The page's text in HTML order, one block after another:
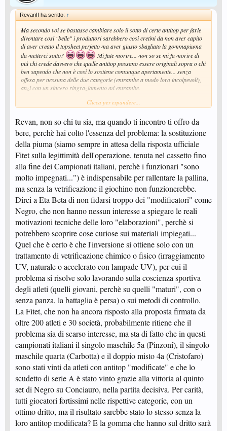
RevanII ha scritto: ↑
Ma secondo voi se bastasse cambiare solo il sotto di certe antitop per farle
diventare così "belle" i produttori sarebbero così cretini da non aver capito
di aver creato il topsheet perfetto ma aver giusto sbagliato la gommapiuma
da metterci sotto?
Mi fate morire... non so se mi fa morire di
più chi crede davvero che quelle antitop possano essere originali sopra o chi
ben sapendo che non è così lo sostiene comunque apertamente... senza
offesa per nessuna delle due categorie (entrambe a modo loro incolpevoli),
anzi con un sincero ringraziamento ad entrambe.
La verità è semplicemente che si possono fare tutte le regole del mondo, ma
vengono dati degli strumenti adeguati per trovare le gomme taroccate
ciaociao...
L'unica cosa che avrebbe davvero senso sarebbe un apparecchio per
misurare il grip di puntini e antitop... a quel punto le gomme si potrebbero
comunque rallentare ma si perderebbe necessariamente l'inversione estrema
che è la fonte del problema (perchè genera sia i block tagliatissimi che gli
effetti fastidiosi in spinta e ricezione). Il tutto chiaramente dando anche una
sistematina al regolamento sulle antitop... sarà una cosa così impossibile da
fare sto apparecchio? Penso di no, ma che siccome ai vertici del gioco (e in
molte nazioni in assoluto probabilmente) il problema non esiste nessuno si
cura di inventarselo e inserirlo
Io alla base sarei stato per la liberalizzazione per mille motivi, ma quando si
è deciso di eliminare questo tipo di gioco in toto lo si doveva fare bene...
Clicca per espandere...
Revan, non so chi tu sia, ma quando ti incontro ti offro da
bere, perchè hai colto l'essenza del problema: la sostituzione
della piuma (siamo sempre in attesa della risposta ufficiale
Fitet sulla legittimità dell'operazione, tenuta nel cassetto fino
alla fine dei Campionati italiani, perchè i funzionari "sono
molto impegnati...") è indispensabile per rallentare la pallina,
ma senza la vetrificazione il giochino non funzionerebbe.
Direi a Eta Beta di non fidarsi troppo dei "modificatori" come
Negro, che non hanno nessun interesse a spiegare le reali
motivazioni tecniche delle loro "elaborazioni", perchè si
potrebbero scoprire cose curiose sui materiali impiegati...
Quel che è certo è che l'inversione si ottiene solo con un
trattamento di vetrificazione chimico o fisico (irraggiamento
UV, naturale o accelerato con lampade UV), per cui il
problema si risolve solo lavorando sulla coscienza sportiva
degli atleti (quelli giovani, perchè su quelli "maturi", con o
senza panza, la battaglia è persa) o sui metodi di controllo.
La Fitet, che non ha ancora risposto alla proposta firmata da
oltre 200 atleti e 30 società, probabilmente ritiene che il
problema sia di scarso interesse, ma sta di fatto che in questi
campionati italiani il singolo maschile 5a (Pinzoni), il singolo
maschile quarta (Carbotta) e il doppio misto 4a (Cristofaro)
sono stati vinti da atleti con antitop "modificate" e che lo
scudetto di serie A è stato vinto grazie alla vittoria al quinto
set di Negro su Conciauro, nella partita decisiva. Per carità,
tutti giocatori fortissimi nelle rispettive categorie, con un
ottimo dritto, ma il risultato sarebbe stato lo stesso senza la
loro antitop modificata? E la gomma che hanno sul dritto sarà